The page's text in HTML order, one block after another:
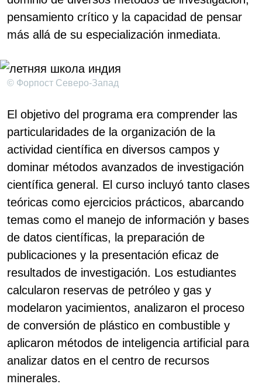
pensamiento crítico y la capacidad de pensar
más allá de su especialización inmediata.
© Форпост Северо-Запад
El objetivo del programa era comprender las
particularidades de la organización de la
actividad científica en diversos campos y
dominar métodos avanzados de investigación
científica general. El curso incluyó tanto clases
teóricas como ejercicios prácticos, abarcando
temas como el manejo de información y bases
de datos científicas, la preparación de
publicaciones y la presentación eficaz de
resultados de investigación. Los estudiantes
calcularon reservas de petróleo y gas y
modelaron yacimientos, analizaron el proceso
de conversión de plástico en combustible y
aplicaron métodos de inteligencia artificial para
analizar datos en el centro de recursos
minerales.